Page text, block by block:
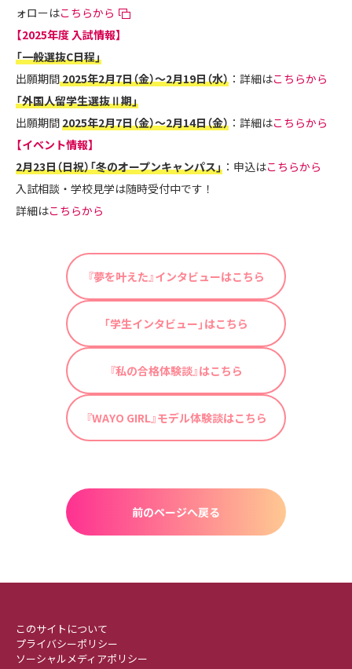
ォローはこちらから
【2025年度 入試情報】
​​​​「一般選抜C日程」
出願期間2025年2月7日（金）～2月19日（水） ：詳細はこちらから
​​​​​​「外国人留学生選抜Ⅱ期」
出願期間2025年2月7日（金）～2月14日（金） ：詳細はこちらから
【イベント情報】
2月23日（日祝）「冬のオープンキャンパス」 ：申込はこちらから
入試相談・学校見学は随時受付中です！
詳細はこちらから
『夢を叶えた』インタビューはこちら
「学生インタビュー」はこちら
『私の合格体験談』はこちら
『WAYO GIRL』モデル体験談はこちら
前のページへ戻る
このサイトについて
プライバシーポリシー
ソーシャルメディアポリシー